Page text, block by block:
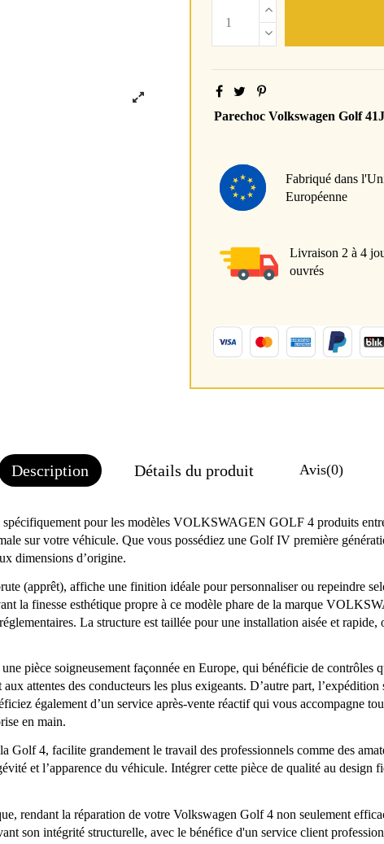
Parechoc Volkswagen Golf
Fabriqué dans
Européenne
Livraison 2 à 4
ouvrés
Description Détails du produit Avis(0)
pour les modèles VOLKSWAGEN GOLF 4 produits
sur votre véhicule. Que vous possédiez une Golf IV première
dimensions d’origine.
(apprêt), affiche une finition idéale pour personnaliser ou repeindre
la finesse esthétique propre à ce modèle phare de la marque
La structure est taillée pour une installation aisée et
pièce soigneusement façonnée en Europe, qui bénéficie de contrôles
attentes des conducteurs les plus exigeants. D’autre part,
également d’un service après-vente réactif qui vous accompagne
en main.
Golf 4, facilite grandement le travail des professionnels comme des
et l’apparence du véhicule. Intégrer cette pièce de qualité au design
rendant la réparation de votre Volkswagen Golf 4 non seulement
son intégrité structurelle, avec le bénéfice d'un service client